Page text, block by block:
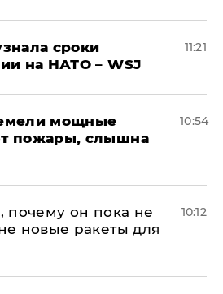
сроки
на НАТО – WSJ
11:21
мощные
пожары, слышна
10:54
почему он пока не
новые ракеты для
10:12